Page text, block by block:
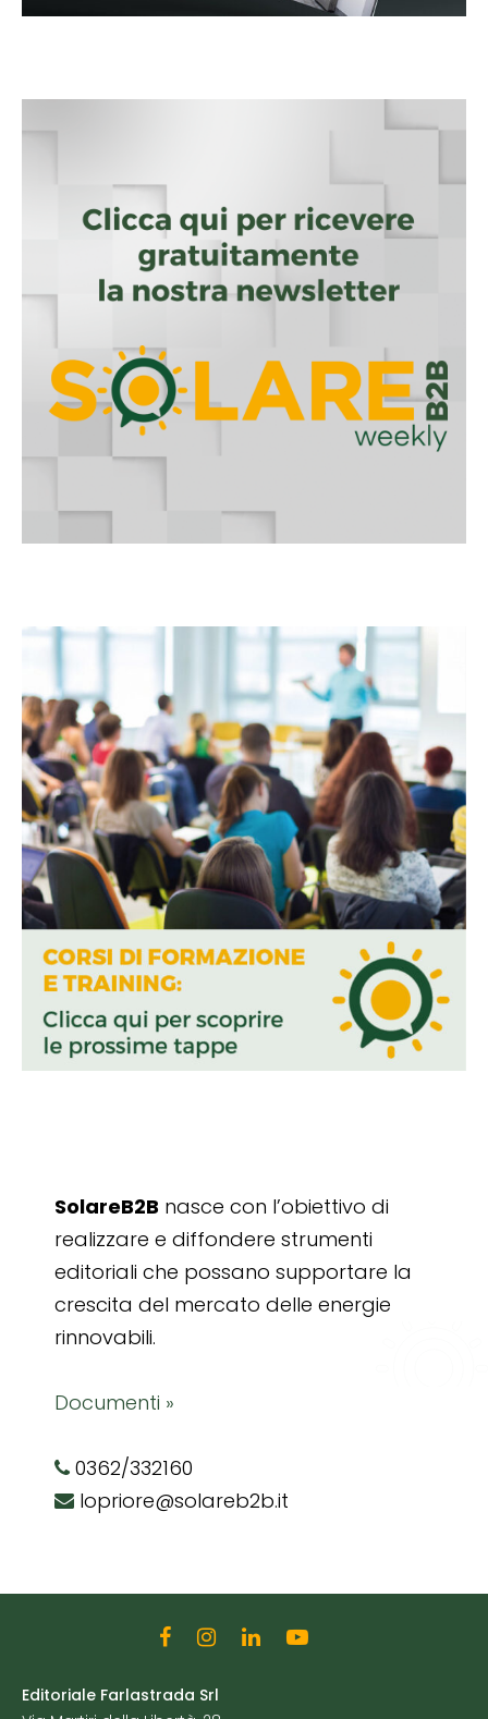
SolareB2B nasce con l’obiettivo di
realizzare e diffondere strumenti
editoriali che possano supportare la
crescita del mercato delle energie
rinnovabili.
Documenti »
0362/332160
lopriore@solareb2b.it
Editoriale Farlastrada Srl